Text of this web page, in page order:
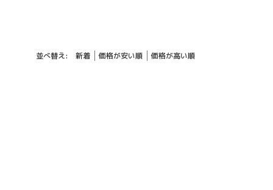
並べ替え: 新着 価格が安い順 価格が高い順